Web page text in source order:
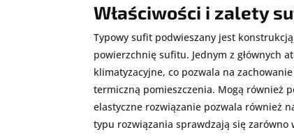
Właściwości i zalety
Typowy sufit podwieszany jest
powierzchnię sufitu. Jednym z głównych
klimatyzacyjne, co pozwala na
termiczną pomieszczenia. Mogą również
elastyczne rozwiązanie pozwala również
typu rozwiązania sprawdzają się